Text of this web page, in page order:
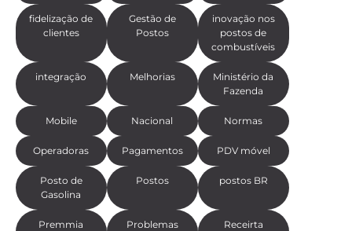
fidelização de
clientes
Gestão de
Postos
inovação nos
postos de
combustíveis
integração Melhorias
Ministério da
Fazenda
Mobile Nacional Normas
Operadoras Pagamentos PDV móvel
Posto de
Gasolina
Postos postos BR
Premmia Problemas
Receirta